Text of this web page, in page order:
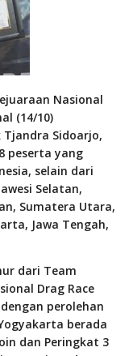
Nasional
(14/10)
Tjandra Sidoarjo,
peserta yang
selain dari
Selatan,
Sumatera Utara,
Jawa Tengah,
dari Team
Drag Race
perolehan
berada
dan Peringkat 3